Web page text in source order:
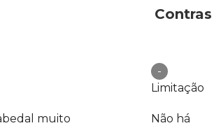
muito
Contras
-
Limitação
Não há